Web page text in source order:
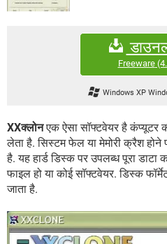
WhatsRemoved+
Freeware
Windows XP
XXक्लोनएक ऐसा सॉफ्टवेयर है कंप्यूटर
लेता है. सिस्टम फेल या मेमोरी क्रैश होने
है. यह हार्ड डिस्क पर उपलब्ध पूरा डाटा
फाइल हो या कोई सॉफ्टवेयर. डिस्क
जाता है.